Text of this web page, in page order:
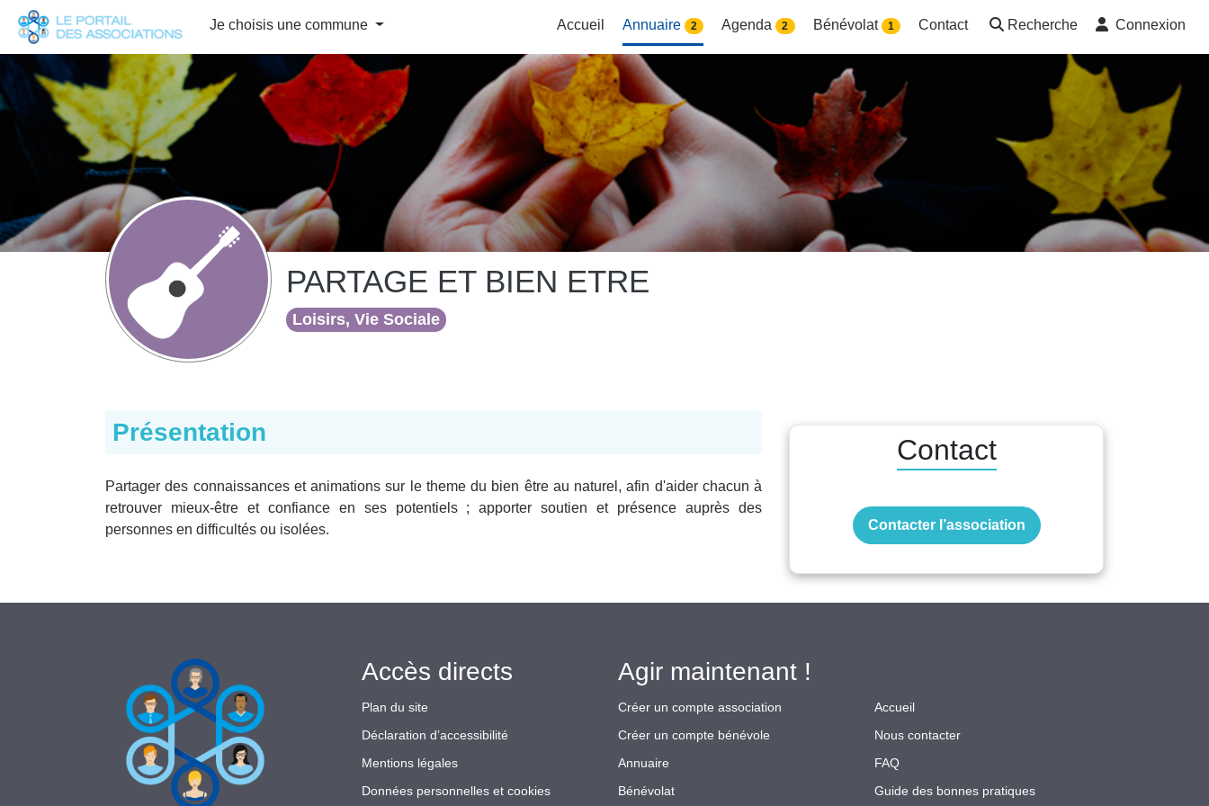
Je choisis une commune Accueil Annuaire 2 Agenda 2 Bénévolat 1 Contact Recherche Connexion
PARTAGE ET BIEN ETRE
Loisirs, Vie Sociale
Présentation
Partager des connaissances et animations sur le theme du bien être au naturel, afin d'aider chacun à
retrouver mieux-être et confiance en ses potentiels ; apporter soutien et présence auprès des
personnes en difficultés ou isolées.
Contact
Contacter l’association
Accès directs
Plan du site
Déclaration d’accessibilité
Mentions légales
Données personnelles et cookies
Agir maintenant !
Créer un compte association
Créer un compte bénévole
Annuaire
Bénévolat
Accueil
Nous contacter
FAQ
Guide des bonnes pratiques
Panneau de gestion des cookies